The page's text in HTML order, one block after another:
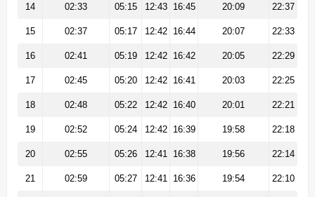
14 02:33 05:15 12:43 16:45 20:09 22:37
15 02:37 05:17 12:42 16:44 20:07 22:33
16 02:41 05:19 12:42 16:42 20:05 22:29
17 02:45 05:20 12:42 16:41 20:03 22:25
18 02:48 05:22 12:42 16:40 20:01 22:21
19 02:52 05:24 12:42 16:39 19:58 22:18
20 02:55 05:26 12:41 16:38 19:56 22:14
21 02:59 05:27 12:41 16:36 19:54 22:10